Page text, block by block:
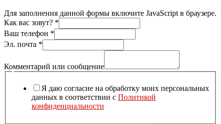
Для заполнения данной формы включите JavaScript в браузере.
Как вас зовут? *
Ваш телефон *
Эл. почта *
Комментарий или сообщение
Я даю согласие на обработку моих персональных
данных в соответствии с Политикой
конфиденциальности